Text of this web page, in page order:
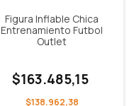
Figura Inflable Chica
Entrenamiento Futbol
Outlet
$163.485,15
$138.962,38